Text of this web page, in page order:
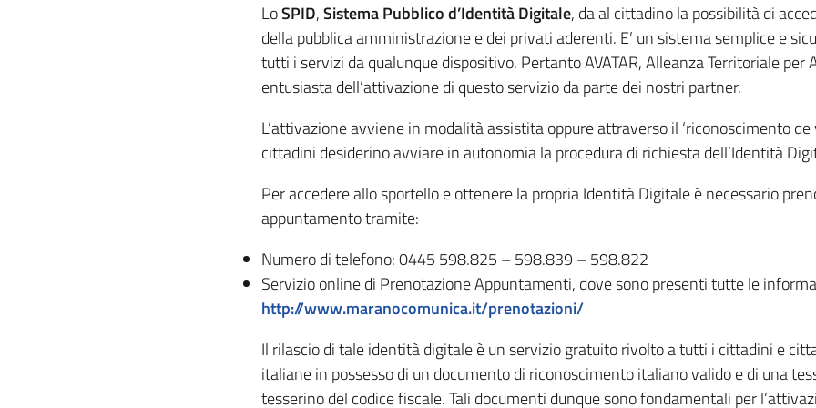
LoSPID,Sistema Pubblico d’Identità Digitale, da al cittadino la possibilità di
della pubblica amministrazione e dei privati aderenti. E’ un sistema semplice e
tutti i servizi da qualunque dispositivo. Pertanto AVATAR, Alleanza Territoriale per
entusiasta dell’attivazione di questo servizio da parte dei nostri partner.
L’attivazione avviene in modalità assistita oppure attraverso il ‘riconoscimento de
cittadini desiderino avviare in autonomia la procedura di richiesta dell’Identità
Per accedere allo sportello e ottenere la propria Identità Digitale è necessario
appuntamento tramite:
Numero di telefono: 0445 598.825 – 598.839 – 598.822
Servizio online di Prenotazione Appuntamenti, dove sono presenti tutte le
http://www.maranocomunica.it/prenotazioni/
Il rilascio di tale identità digitale è un servizio gratuito rivolto a tutti i cittadini e
italiane in possesso di un documento di riconoscimento italiano valido e di una
tesserino del codice fiscale. Tali documenti dunque sono fondamentali per